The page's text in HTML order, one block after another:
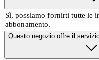
Sì, possiamo fornirti tutte le
abbonamento.
Questo negozio offre il